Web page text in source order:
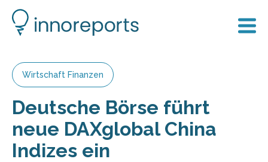
Wirtschaft Finanzen
Deutsche Börse führt
neue DAXglobal China
Indizes ein